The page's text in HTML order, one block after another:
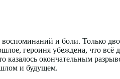
и боли. Только
героиня убеждена, что всё
окончательным
и будущем.